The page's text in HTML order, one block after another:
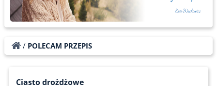
/ POLECAM PRZEPIS
Ciasto drożdżowe